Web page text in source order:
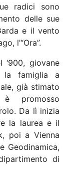
radici sono
delle sue
e il vento
l’“Ora”.
giovane
la famiglia a
già stimato
promosso
Da lì inizia
la laurea e il
poi a Vienna
Geodinamica,
di